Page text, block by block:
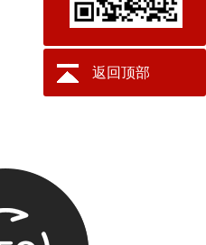
返回顶部